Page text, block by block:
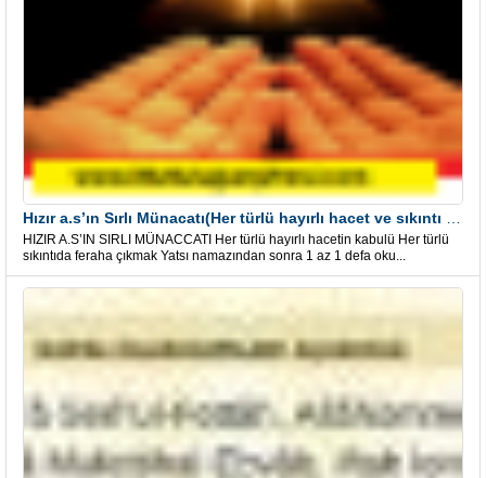
HIZIR A.S’IN SIRLI MÜNACCATI Her türlü hayırlı hacetin kabulü Her türlü
sıkıntıda feraha çıkmak Yatsı namazından sonra 1 az 1 defa oku...